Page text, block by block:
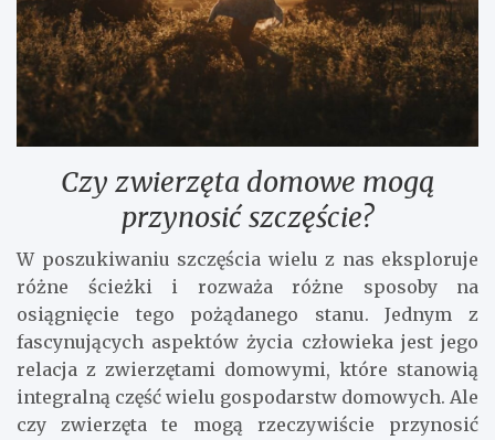
Czy zwierzęta domowe mogą
przynosić szczęście?
W poszukiwaniu szczęścia wielu z nas eksploruje
różne ścieżki i rozważa różne sposoby na
osiągnięcie tego pożądanego stanu. Jednym z
fascynujących aspektów życia człowieka jest jego
relacja z zwierzętami domowymi, które stanowią
integralną część wielu gospodarstw domowych. Ale
czy zwierzęta te mogą rzeczywiście przynosić